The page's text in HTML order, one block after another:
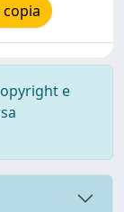
copia
e